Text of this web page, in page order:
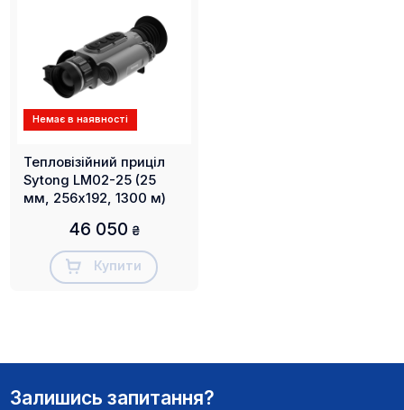
Немає в наявності
Тепловізійний приціл
Sytong LM02-25 (25
мм, 256х192, 1300 м)
46 050 ₴
Купити
Залишись запитання?